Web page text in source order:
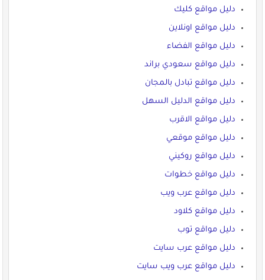
دليل مواقع كليك
دليل مواقع اونلاين
دليل مواقع الفضاء
دليل مواقع سعودي براند
دليل مواقع تبادل بالمجان
دليل مواقع الدليل السهل
دليل مواقع الاقرب
دليل مواقع موقعي
دليل مواقع روكيني
دليل مواقع خطوات
دليل مواقع عرب ويب
دليل مواقع كلاود
دليل مواقع توب
دليل مواقع عرب سايت
دليل مواقع عرب ويب سايت